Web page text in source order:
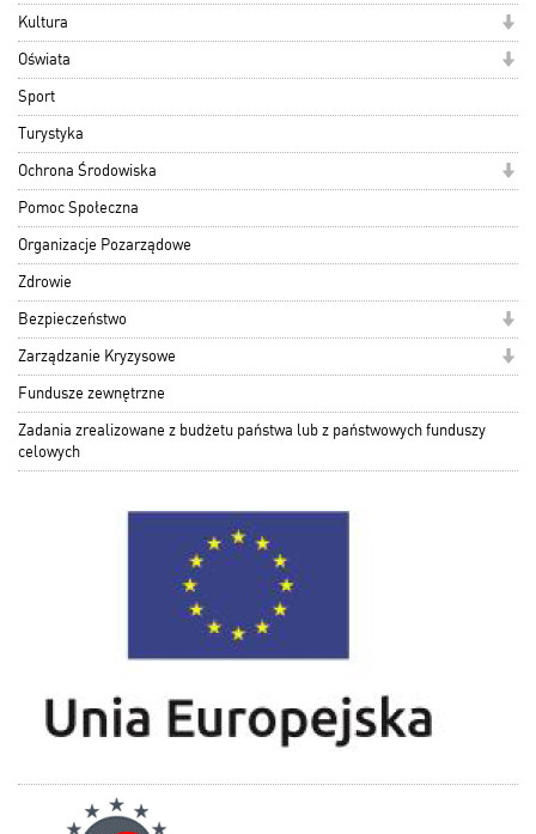
Kultura
Oświata
Sport
Turystyka
Ochrona Środowiska
Pomoc Społeczna
Organizacje Pozarządowe
Zdrowie
Bezpieczeństwo
Zarządzanie Kryzysowe
Fundusze zewnętrzne
Zadania zrealizowane z budżetu państwa lub z państwowych funduszy
celowych